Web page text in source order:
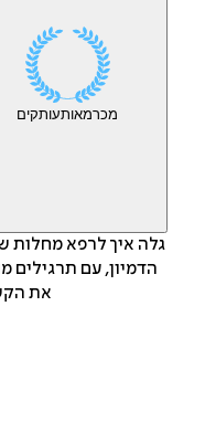
מכרמאותעותקים
גלה איך לרפא מחלות
הדמיון, עם תרגילים
את